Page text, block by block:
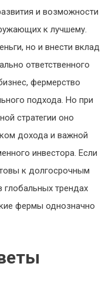
и возможности
к лучшему.
но и внести вклад
ответственного
фермерство
подхода. Но при
стратегии оно
дохода и важной
инвестора. Если
к долгосрочным
глобальных трендах
фермы однозначно